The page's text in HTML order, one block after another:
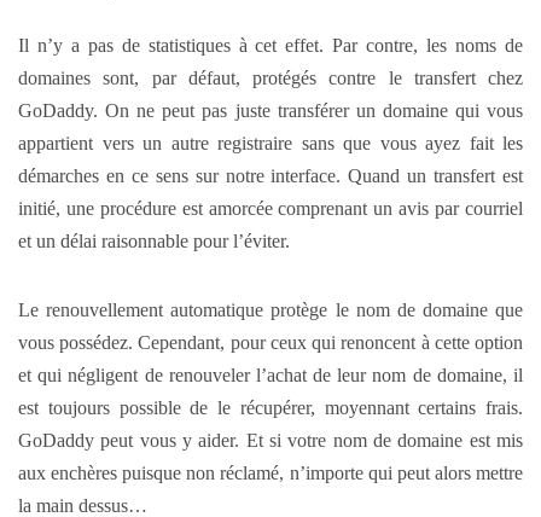
Il n’y a pas de statistiques à cet effet. Par contre, les noms de
domaines sont, par défaut, protégés contre le transfert chez
GoDaddy. On ne peut pas juste transférer un domaine qui vous
appartient vers un autre registraire sans que vous ayez fait les
démarches en ce sens sur notre interface. Quand un transfert est
initié, une procédure est amorcée comprenant un avis par courriel
et un délai raisonnable pour l’éviter.
Le renouvellement automatique protège le nom de domaine que
vous possédez. Cependant, pour ceux qui renoncent à cette option
et qui négligent de renouveler l’achat de leur nom de domaine, il
est toujours possible de le récupérer, moyennant certains frais.
GoDaddy peut vous y aider. Et si votre nom de domaine est mis
aux enchères puisque non réclamé, n’importe qui peut alors mettre
la main dessus…